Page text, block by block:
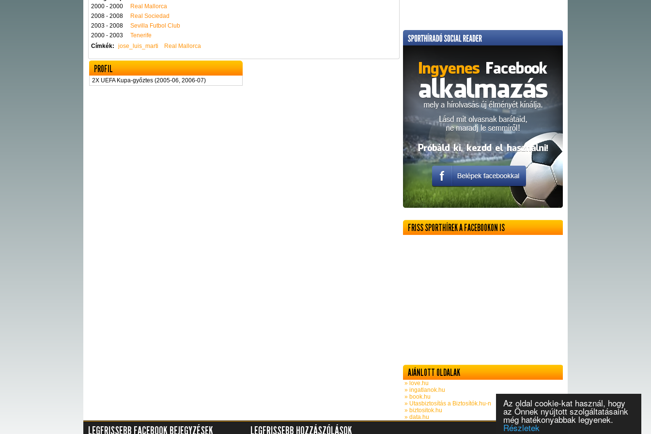
Az oldal cookie-kat használ, hogy
az Önnek nyújtott szolgáltatásaink
még hatékonyabbak legyenek.
Részletek
2000 - 2000
Real Mallorca
2008 - 2008
Real Sociedad
2003 - 2008
Sevilla Futbol Club
2000 - 2003
Tenerife
Címkék:
jose_luis_marti Real Mallorca
PROFIL
2X UEFA Kupa-győztes (2005-06, 2006-07)
FRISS SPORTHÍREK A FACEBOOKON IS
AJÁNLOTT OLDALAK
» love.hu
» ingatlanok.hu
» book.hu
» Utasbiztosítás a Biztosítók.hu-n
» biztositok.hu
» data.hu
LEGFRISSEBB FACEBOOK BEJEGYZÉSEK LEGFRISSEBB HOZZÁSZÓLÁSOK